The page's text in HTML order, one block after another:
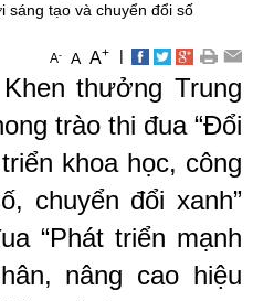
sáng tạo và chuyển đổi số
A- A A+ |
thưởng Trung
trào thi đua “Đổi
khoa học, công
chuyển đổi xanh”
“Phát triển mạnh
nâng cao hiệu